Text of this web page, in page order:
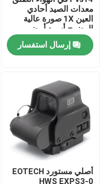
الزي العسكري القتالي
درع عسكري باليستي
قمصان عسكرية تكتيكية
معطف الشتاء العسكري
معدات الصيد أحادي
العين 1X صورة عالية
الوضوح أسود أبيض
إرسال استفسار
أصلي مستورد EOTECH
HWS EXPS3-0